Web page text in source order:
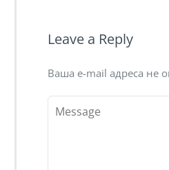
Leave a Reply
Ваша e-mail адреса не